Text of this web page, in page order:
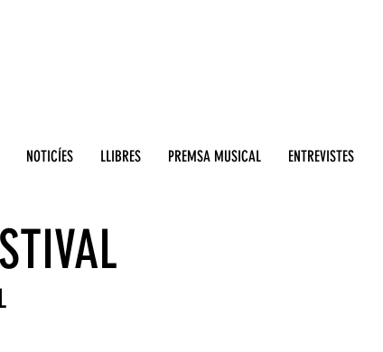
NOTICÍES LLIBRES PREMSA MUSICAL ENTREVISTES